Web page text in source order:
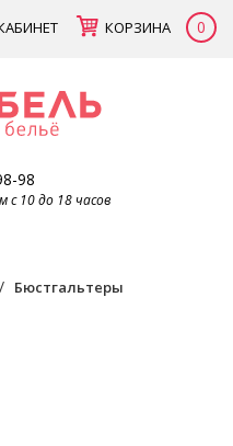
КОРЗИНА 0
98
с 10 до 18 часов
Бюстгальтеры